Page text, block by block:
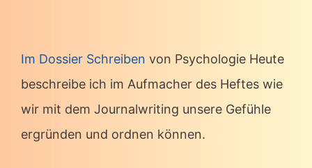
Im Dossier Schreiben von Psychologie Heute
beschreibe ich im Aufmacher des Heftes wie
wir mit dem Journalwriting unsere Gefühle
ergründen und ordnen können.